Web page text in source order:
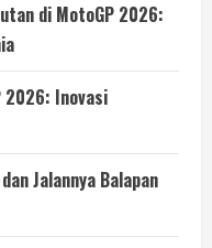
di MotoGP 2026:
2026: Inovasi
Jalannya Balapan